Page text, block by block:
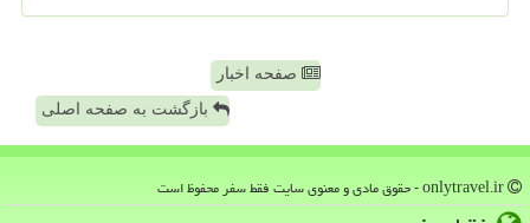
صفحه اخبار
بازگشت به صفحه اصلی